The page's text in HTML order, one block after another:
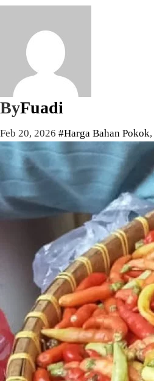
ByFuadi
Feb 20, 2026 #Harga Bahan Pokok,